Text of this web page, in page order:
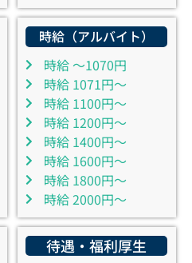
時給（アルバイト）
時給 ～1070円
時給 1071円～
時給 1100円～
時給 1200円～
時給 1400円～
時給 1600円～
時給 1800円～
時給 2000円～
待遇・福利厚生